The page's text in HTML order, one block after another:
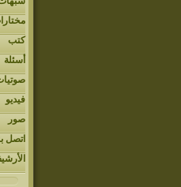
كتب
أسئلة
فيديو
صور
اتصل